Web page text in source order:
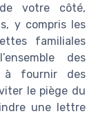
votre côté,
y compris les
familiales
des
à fournir des
le piège du
une lettre